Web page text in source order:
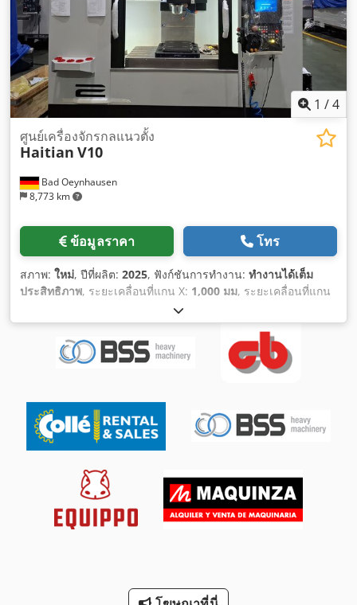
1 /4
Bad Oeynhausen
8,773 km
ศูนย์เครื่องจักรกลแนวตั้ง
Haitian V10
ข้อมูลราคา โทร
สภาพ: ใหม่, ปีที่ผลิต: 2025, ฟังก์ชันการทำงาน: ทำงานได้เต็ม
ประสิทธิภาพ, ระยะเคลื่อนที่แกน X: 1,000 มม, ระยะเคลื่อนที่แกน
, ระยะเคลื่อนที่ตามแกน Z:
รวดเร็วแกน X:36 ม./นาที, การเคลื่อนที่อย่างรวดเร็วแกน Y:36
, การเคลื่อนที่อย่างรวดเร็วแกน Z: 36 ม./นาที, อัตราการ
ป้อนแกน X:15 ม./นาที, อัตราการป้อนแกน Y:15 ม./นาที
2,700 มม, ความยาว
โต๊ะ:600 มม , ความยาวโต๊ะ:
800 กก., น้ำหนักรวม:7,500 กก.
, ความเร็วแกนหมุน (สูงสุด):
8,000 รอบ/นาที, จมูกสปินเดิล: , อุปกรณ์:ความเร็วรอบปรับ
ประกอบ / คู่มือ,